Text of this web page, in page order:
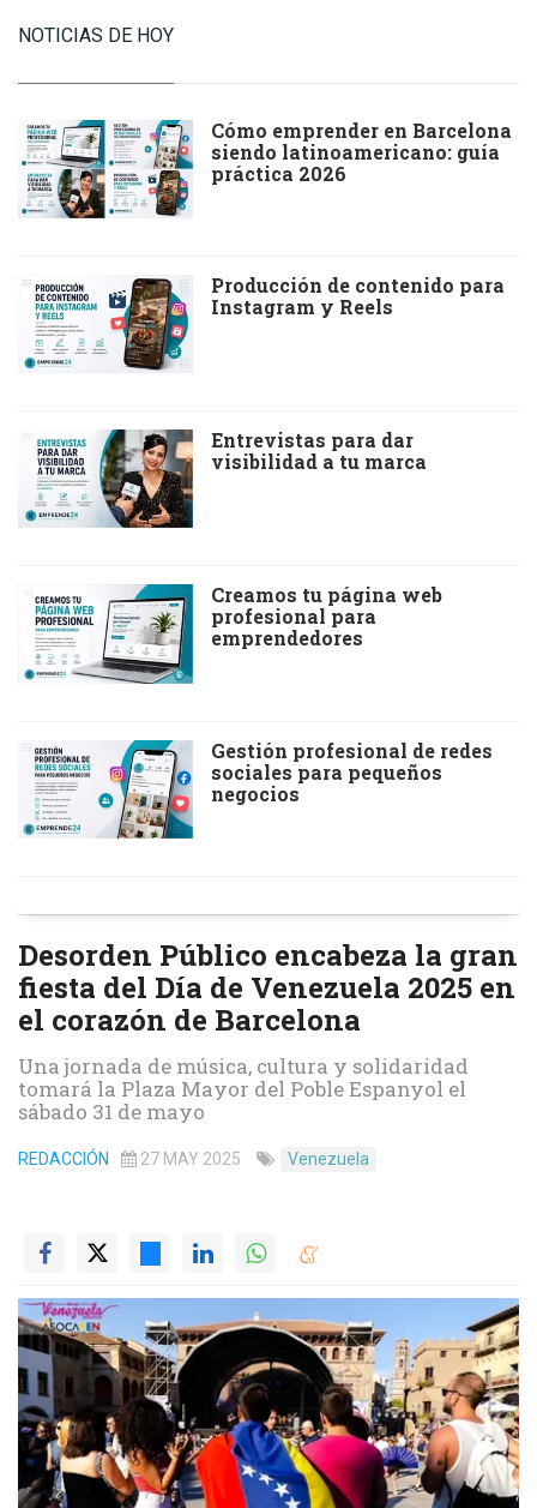
NOTICIAS DE HOY
Cómo emprender en Barcelona
siendo latinoamericano: guía
práctica 2026
Producción de contenido para
Instagram y Reels
Entrevistas para dar
visibilidad a tu marca
Creamos tu página web
profesional para
emprendedores
Gestión profesional de redes
sociales para pequeños
negocios
Desorden Público encabeza la gran
fiesta del Día de Venezuela 2025 en
el corazón de Barcelona
Una jornada de música, cultura y solidaridad
tomará la Plaza Mayor del Poble Espanyol el
sábado 31 de mayo
REDACCIÓN 27 MAY 2025 Venezuela